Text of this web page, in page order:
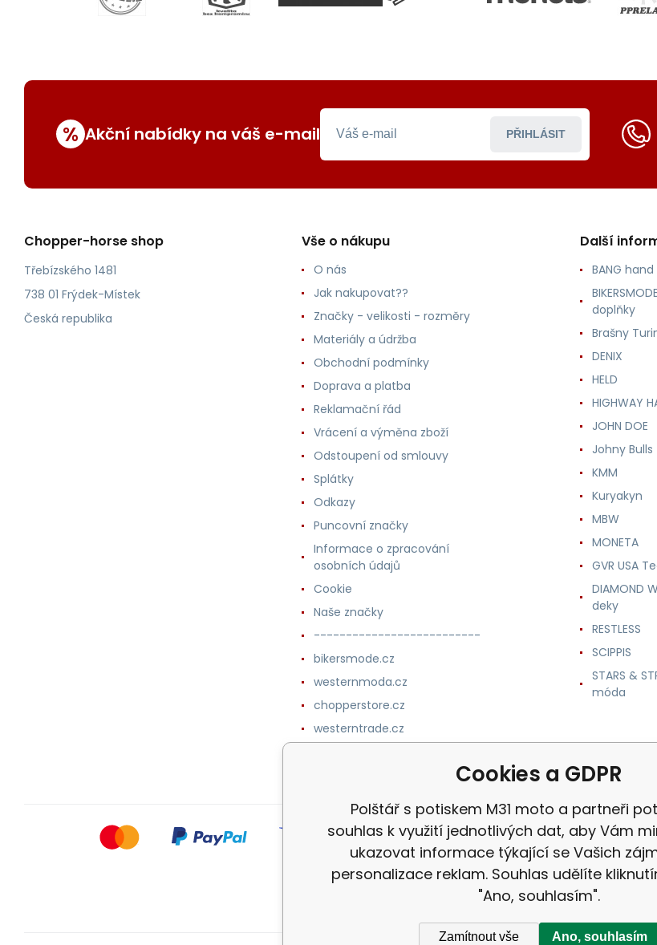
% Akční nabídky na váš e-mail PŘIHLÁSIT
Chopper-horse shop
Třebízského 1481
738 01 Frýdek-Místek
Česká republika
Vše o nákupu
O nás
Jak nakupovat??
Značky - velikosti - rozměry
Materiály a údržba
Obchodní podmínky
Doprava a platba
Reklamační řád
Vrácení a výměna zboží
Odstoupení od smlouvy
Splátky
Odkazy
Puncovní značky
Informace o zpracování
osobních údajů
Cookie
Naše značky
--------------------------
bikersmode.cz
westernmoda.cz
chopperstore.cz
westerntrade.cz
Další
BANG
doplňky
Brašny
DENIX
HELD
HIGHWAY
JOHN DOE
Johny Bulls
KMM
Kuryakyn
MBW
MONETA
GVR USA
DIAMOND
deky
RESTLESS
SCIPPIS
STARS &
móda
Cookies a GDPR
Polštář s potiskem M31 moto a partneři
souhlas k využití jednotlivých dat, aby Vám
ukazovat informace týkající se Vašich
personalizace reklam. Souhlas udělíte
"Ano, souhlasím".
Zamítnout vše Ano, souhlasím